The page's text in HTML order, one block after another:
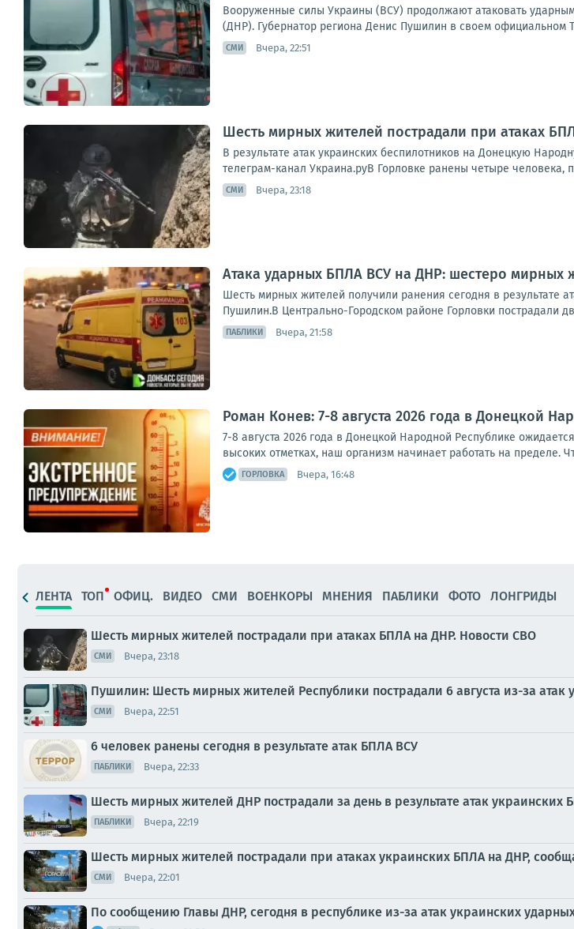
Вооруженные силы Украины (ВСУ) продолжают атаковать
(ДНР). Губернатор региона Денис Пушилин в своем официальном
СМИ Вчера, 22:51
Шесть мирных жителей пострадали при атаках
В результате атак украинских беспилотников на Донецкую
телеграм-канал Украина.руВ Горловке ранены четыре человека,
СМИ Вчера, 23:18
Атака ударных БПЛА ВСУ на ДНР: шестеро мирных
Шесть мирных жителей получили ранения сегодня в результате
Пушилин.В Центрально-Городском районе Горловки пострадали
ПАБЛИКИ Вчера, 21:58
Роман Конев: 7-8 августа 2026 года в Донецкой
7-8 августа 2026 года в Донецкой Народной Республике
высоких отметках, наш организм начинает работать на пределе.
ГОРЛОВКА Вчера, 16:48
ЛЕНТА ТОП ОФИЦ. ВИДЕО СМИ ВОЕНКОРЫ МНЕНИЯ ПАБЛИКИ ФОТО ЛОНГРИДЫ
Шесть мирных жителей пострадали при атаках БПЛА на ДНР. Новости СВО
СМИ Вчера, 23:18
Пушилин: Шесть мирных жителей Республики пострадали 6 августа из-за атак
СМИ Вчера, 22:51
6 человек ранены сегодня в результате атак БПЛА ВСУ
ПАБЛИКИ Вчера, 22:33
Шесть мирных жителей ДНР пострадали за день в результате атак украинских
ПАБЛИКИ Вчера, 22:19
Шесть мирных жителей пострадали при атаках украинских БПЛА на ДНР,
СМИ Вчера, 22:01
По сообщению Главы ДНР, сегодня в республике из-за атак украинских